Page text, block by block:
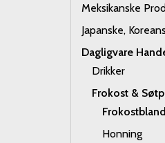
Meksikanske
Japanske,
Dagligvare
Drikker
Frokost &
Honning